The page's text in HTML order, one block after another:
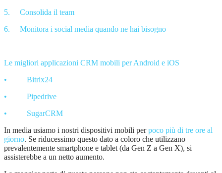
5. Consolida il team
6. Monitora i social media quando ne hai bisogno
Le migliori applicazioni CRM mobili per Android e iOS
• Bitrix24
• Pipedrive
• SugarCRM
In media usiamo i nostri dispositivi mobili perpoco più di tre ore al
giorno. Se riducessimo questo dato a coloro che utilizzano
prevalentemente smartphone e tablet (da Gen Z a Gen X), si
assisterebbe a un netto aumento.